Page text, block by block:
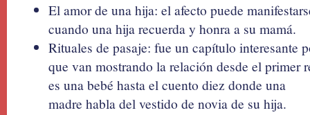
El amor de una hija: el afecto puede
cuando una hija recuerda y honra a su mamá.
Rituales de pasaje: fue un capítulo interesante
que van mostrando la relación desde el primer
es una bebé hasta el cuento diez donde una
madre habla del vestido de novia de su hija.